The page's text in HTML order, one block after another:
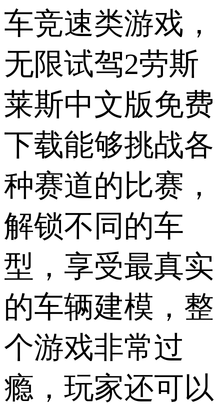
车竞速类游戏，
无限试驾2劳斯
莱斯中文版免费
下载能够挑战各
种赛道的比赛，
解锁不同的车
型，享受最真实
的车辆建模，整
个游戏非常过
瘾，玩家还可以